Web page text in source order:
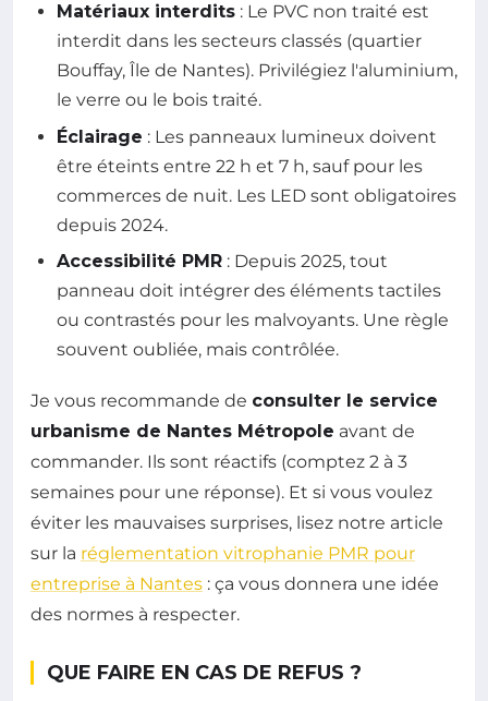
Matériaux interdits : Le PVC non traité est
interdit dans les secteurs classés (quartier
Bouffay, Île de Nantes). Privilégiez l'aluminium,
le verre ou le bois traité.
Éclairage : Les panneaux lumineux doivent
être éteints entre 22 h et 7 h, sauf pour les
commerces de nuit. Les LED sont obligatoires
depuis 2024.
Accessibilité PMR : Depuis 2025, tout
panneau doit intégrer des éléments tactiles
ou contrastés pour les malvoyants. Une règle
souvent oubliée, mais contrôlée.
Je vous recommande de consulter le service
urbanisme de Nantes Métropole avant de
commander. Ils sont réactifs (comptez 2 à 3
semaines pour une réponse). Et si vous voulez
éviter les mauvaises surprises, lisez notre article
sur la réglementation vitrophanie PMR pour
entreprise à Nantes : ça vous donnera une idée
des normes à respecter.
QUE FAIRE EN CAS DE REFUS ?